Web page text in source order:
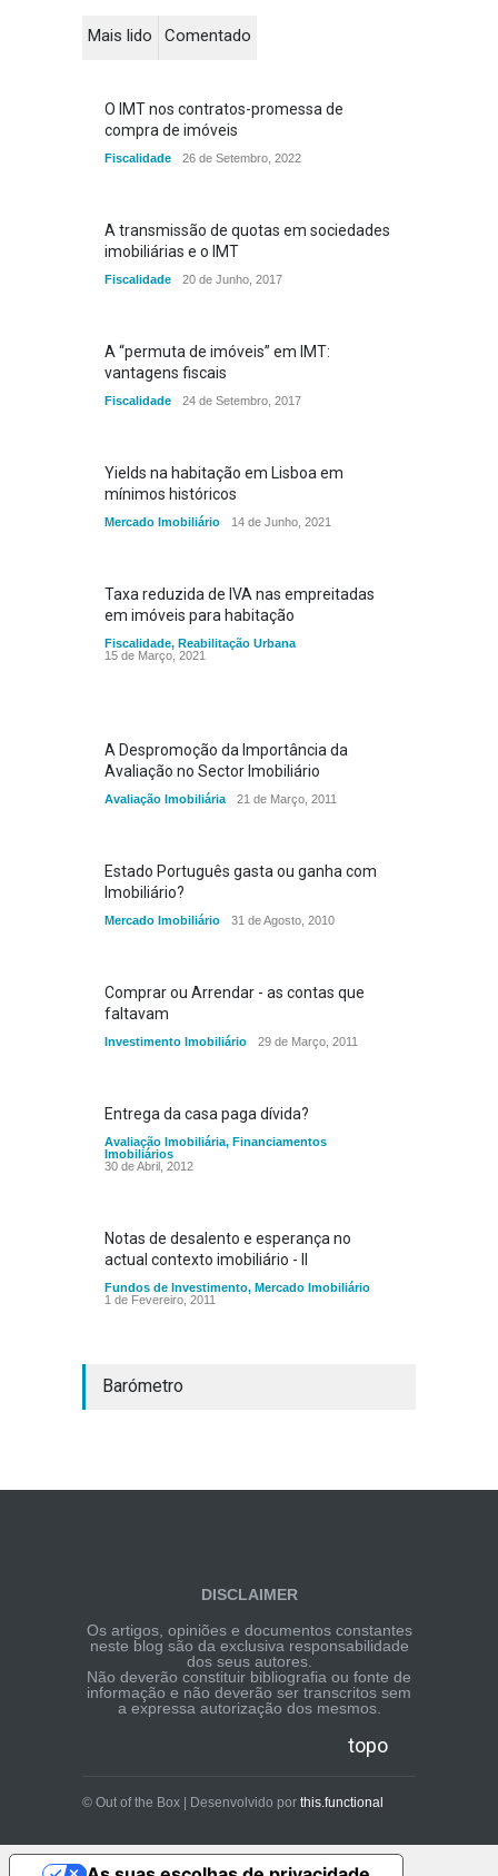
Mais lido Comentado
O IMT nos contratos-promessa de
compra de imóveis
Fiscalidade 26 de Setembro, 2022
A transmissão de quotas em sociedades
imobiliárias e o IMT
Fiscalidade 20 de Junho, 2017
A “permuta de imóveis” em IMT:
vantagens fiscais
Fiscalidade 24 de Setembro, 2017
Yields na habitação em Lisboa em
mínimos históricos
Mercado Imobiliário 14 de Junho, 2021
Taxa reduzida de IVA nas empreitadas
em imóveis para habitação
Fiscalidade, Reabilitação Urbana
15 de Março, 2021
A Despromoção da Importância da
Avaliação no Sector Imobiliário
Avaliação Imobiliária 21 de Março, 2011
Estado Português gasta ou ganha com
Imobiliário?
Mercado Imobiliário 31 de Agosto, 2010
Comprar ou Arrendar - as contas que
faltavam
Investimento Imobiliário 29 de Março, 2011
Entrega da casa paga dívida?
Avaliação Imobiliária, Financiamentos
Imobiliários
30 de Abril, 2012
Notas de desalento e esperança no
actual contexto imobiliário - II
Fundos de Investimento, Mercado Imobiliário
1 de Fevereiro, 2011
Barómetro
DISCLAIMER
Os artigos, opiniões e documentos constantes
neste blog são da exclusiva responsabilidade
dos seus autores.
Não deverão constituir bibliografia ou fonte de
informação e não deverão ser transcritos sem
a expressa autorização dos mesmos.
topo
© Out of the Box | Desenvolvido por this.functional